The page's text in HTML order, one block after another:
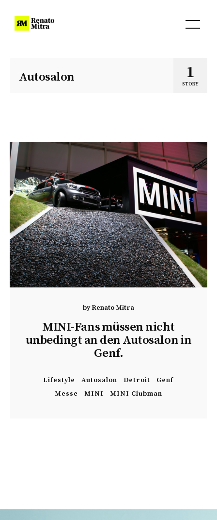
Autosalon 1
STORY
byRenato Mitra
MINI-Fans müssen nicht
unbedingt an den Autosalon in
Genf.
Lifestyle Autosalon Detroit
Genf
Messe
MINI MINI Clubman